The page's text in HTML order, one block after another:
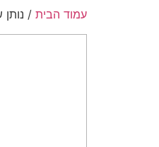
עמוד הבית / נותן